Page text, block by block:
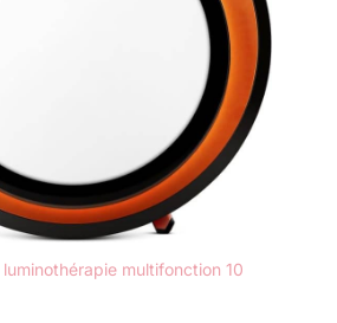
multifonction 10